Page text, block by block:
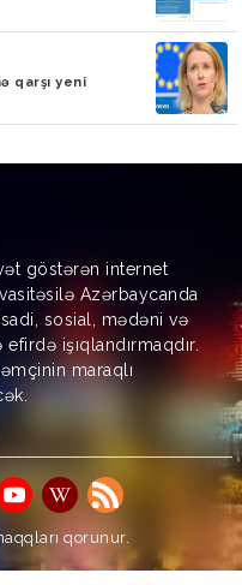
qarşı yeni
göstərən internet
Azərbaycanda
sosial, mədəni və
işıqlandırmaqdır.
maraqlı
qorunur.